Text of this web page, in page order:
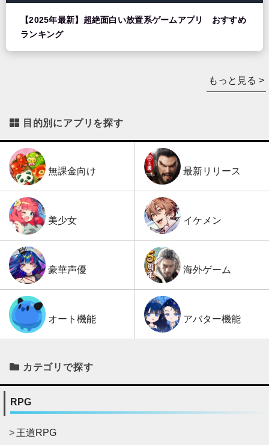
【2025年最新】超絶面白い放置系ゲームアプリ おすすめ
ランキング
もっと見る >
目的別にアプリを探す
無課金向け 最新リリース
美少女 イケメン
豪華声優 海外ゲーム
オート機能 アバター機能
カテゴリで探す
RPG
王道RPG